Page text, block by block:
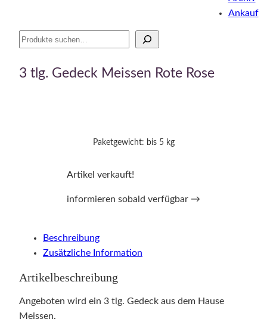
Suche
Ankauf
3 tlg. Gedeck Meissen Rote Rose
Paketgewicht: bis 5 kg
Artikel verkauft!
informieren sobald verfügbar →
Beschreibung
Zusätzliche Information
Artikelbeschreibung
Angeboten wird ein 3 tlg. Gedeck aus dem Hause
Meissen.